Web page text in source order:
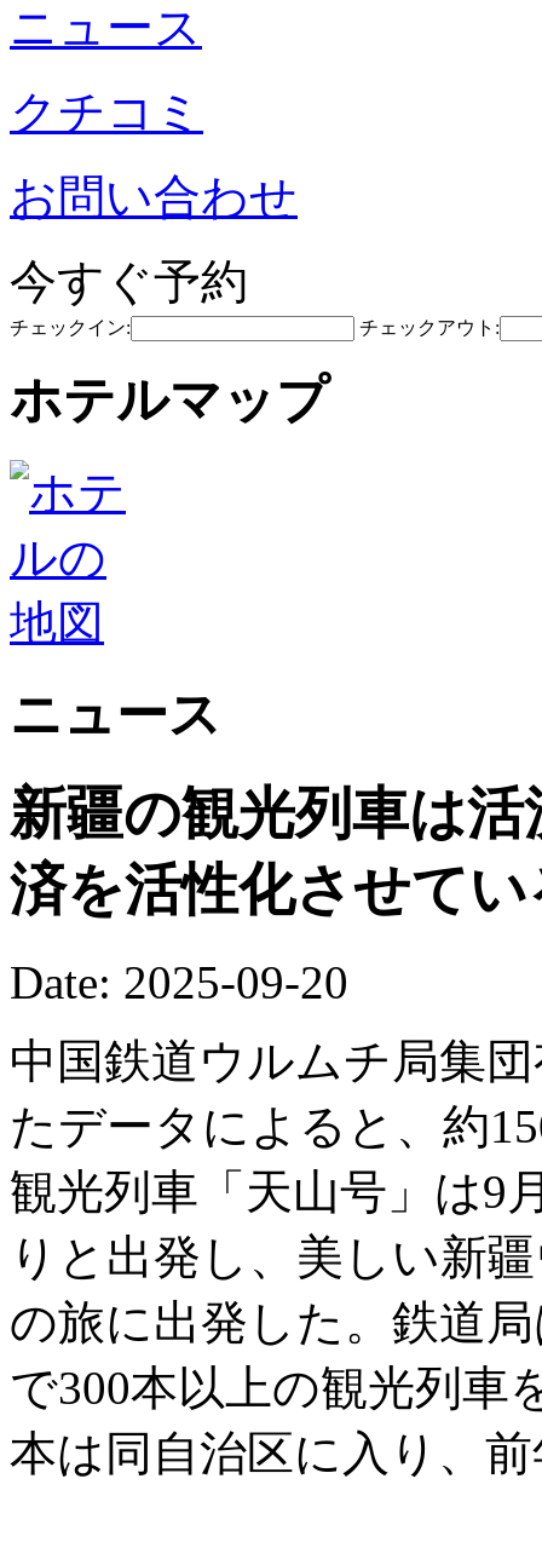
ニュース
クチコミ
お問い合わせ
今すぐ予約
チェックイン: チェックアウト:
ホテルマップ
ニュース
新疆の観光列車は
済を活性化させてい
Date: 2025-09-20
中国鉄道ウルムチ局集
たデータによると、約
観光列車「天山号」は9
りと出発し、美しい新
の旅に出発した。鉄道
で300本以上の観光列車
本は同自治区に入り、